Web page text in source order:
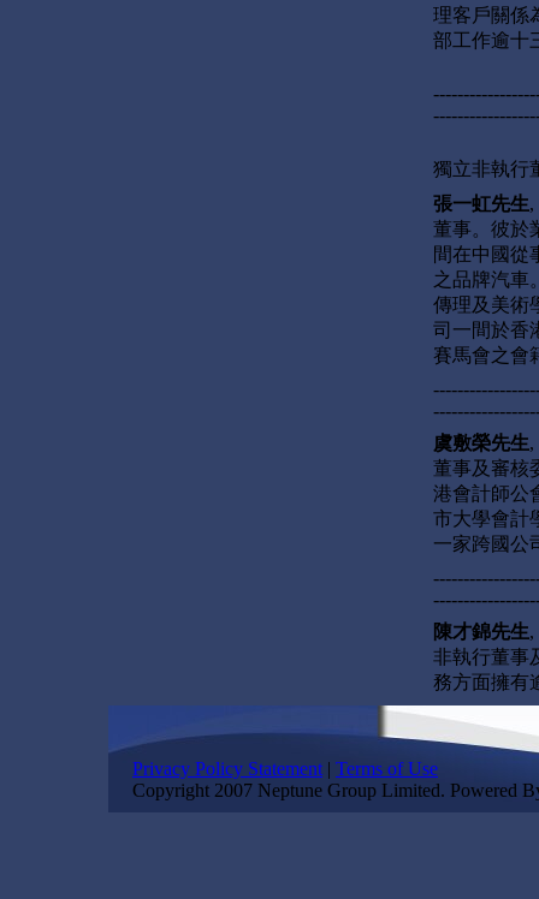
理客戶關係
部工作逾十
獨立非執行
張一虹先生,
董事。彼於
間在中國從
之品牌汽車
傳理及美術
司一間於香
賽馬會之會
虞敷榮先生,
董事及審核
港會計師公
市大學會計
一家跨國公
陳才錦先生,
非執行董事
務方面擁有
Privacy Policy Statement | Terms of Use
Copyright 2007 Neptune Group Limited. Powered